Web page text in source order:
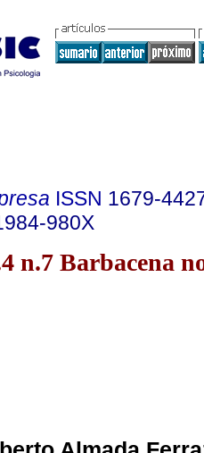
ISSN 1679-
980X
n.7 Barbacena